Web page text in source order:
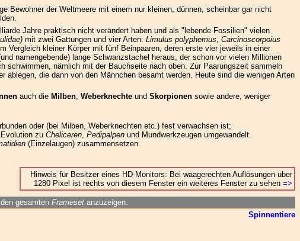
Bewohner der Weltmeere mit einem nur kleinen, dünnen, scheinbar gar nicht
Jahre praktisch nicht verändert haben und als "lebende Fossilien" vielen
mit zwei Gattungen und vier Arten: Limulus polyphemus, Carcinoscorpoius
Vergleich kleiner Körper mit fünf Beinpaaren, deren erste vier jeweils in einer
namengebende) lange Schwanzstachel heraus, der schon vor vielen Millionen
schwimmen, nämlich mit der Bauchseite nach oben. Zur Paarungszeit sammeln
die dann von den Männchen besamt werden. Heute sind die wenigen Arten
auch die Milben, Weberknechte und Skorpionen sowie andere, weniger
oder (bei Milben, Weberknechten etc.) fest verwachsen ist;
zu Cheliceren, Pedipalpen und Mundwerkzeugen umgewandelt.
(Einzelaugen) zusammensetzen.
Hinweis für Besitzer eines HD-Monitors: Bei waagerechten Auflösungen über
1280 Pixel ist rechts von diesem Fenster ein weiteres Fenster zu sehen =>
den gesamten Frameset anzuzeigen.
Spinnentiere